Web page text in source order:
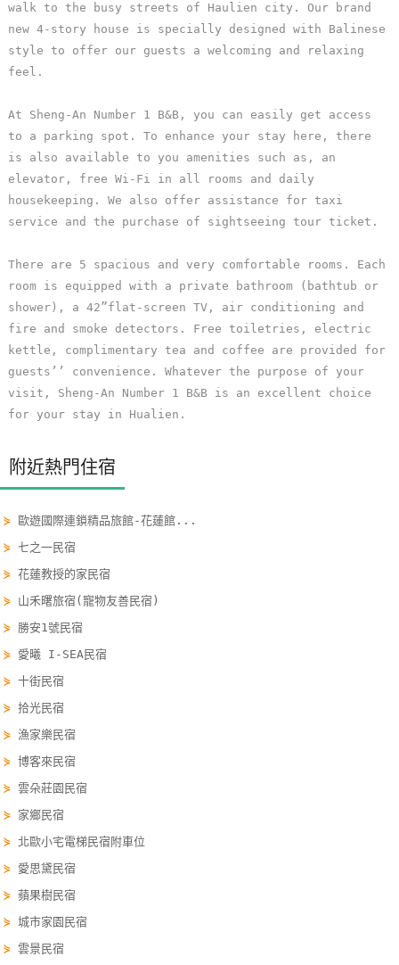
顧
客
滿
意
訂
單
管
理
會
員
帳
戶
客
聯
絡
線
上
客
服
紅
利
查
訂
Q&A
國
walk to the busy streets of Haulien city. Our brand
new 4-story house is specially designed with Balinese
style to offer our guests a welcoming and relaxing
feel.
At Sheng-An Number 1 B&B, you can easily get access
to a parking spot. To enhance your stay here, there
is also available to you amenities such as, an
elevator, free Wi-Fi in all rooms and daily
housekeeping. We also offer assistance for taxi
service and the purchase of sightseeing tour ticket.
There are 5 spacious and very comfortable rooms. Each
room is equipped with a private bathroom (bathtub or
shower), a 42”flat-screen TV, air conditioning and
fire and smoke detectors. Free toiletries, electric
kettle, complimentary tea and coffee are provided for
guests’’ convenience. Whatever the purpose of your
visit, Sheng-An Number 1 B&B is an excellent choice
for your stay in Hualien.
附近熱門住宿
⋟歐遊國際連鎖精品旅館-花蓮館...
⋟七之一民宿
⋟花蓮教授的家民宿
⋟ 山禾曙旅宿(寵物友善民宿)
⋟
勝安1號民宿
⋟ 愛曦 I-SEA民宿
⋟十街民宿
⋟拾光民宿
⋟漁家樂民宿
⋟博客來民宿
⋟雲朵莊園民宿
⋟ 家鄉民宿
⋟北歐小宅電梯民宿附車位
⋟ 愛思黛民宿
⋟蘋果樹民宿
⋟城市家園民宿
⋟雲景民宿